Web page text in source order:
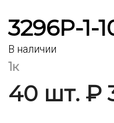
3296P-1-
В наличии
1к
40 шт. ₽